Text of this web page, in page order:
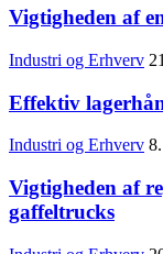
Vigtigheden af
Industri og Erhverv
Effektiv
Industri og Erhverv
Vigtigheden af
gaffeltrucks